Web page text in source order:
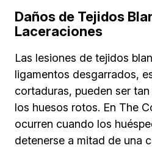
Daños de Tejidos
Laceraciones
Las lesiones de tejidos
ligamentos desgarrados,
cortaduras, pueden ser
los huesos rotos. En The
ocurren cuando los
detenerse a mitad de una